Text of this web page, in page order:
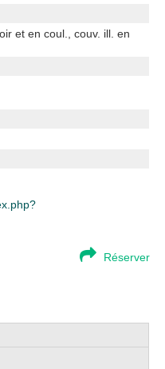
et en coul., couv. ill. en
Réserver